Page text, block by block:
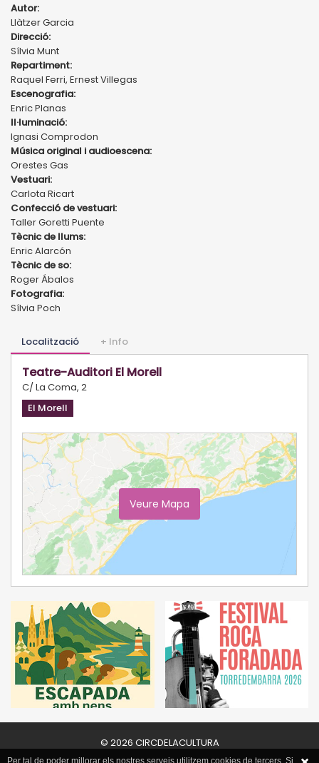
Autor:
Llàtzer Garcia
Direcció:
Sílvia Munt
Repartiment:
Raquel Ferri, Ernest Villegas
Escenografia:
Enric Planas
Il·luminació:
Ignasi Comprodon
Música original i audioescena:
Orestes Gas
Vestuari:
Carlota Ricart
Confecció de vestuari:
Taller Goretti Puente
Tècnic de llums:
Enric Alarcón
Tècnic de so:
Roger Ábalos
Fotografia:
Sílvia Poch
Localització + Info
Teatre-Auditori El Morell
C/ La Coma, 2
El Morell
Veure Mapa
© 2026 CIRCDELACULTURA
Per tal de poder millorar els nostres serveis utilitzem cookies de tercers. Si